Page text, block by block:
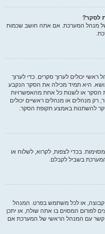
לסקר?
של מנהל המערכת. אם אתה חושב שכמות
יכולים לערוך סקרים. כדי לערוך
היא תמיד מכילה את הסקר הנקבע
הסקר או לשנות כל אחת מהאפשרויות
מנהלים או מנהלים ראשיים יכולים
להשתנות באמצע תקופת הסקר.
בכדי לצפות, לקרוא, לשלוח או
בשביל לקבלם.
קבוצה, או לכל משתמש בפרט. המנהל
לפורום המסוים בו אתה שולח, או יתכן
קשר עם המנהל הראשי של המערכת אם